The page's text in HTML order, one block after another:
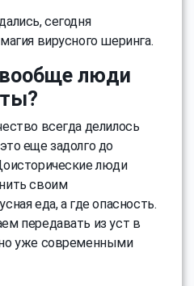
сегодня
вирусного шеринга.
люди
всегда делилось
еще задолго до
люди
своим
еда, а где опасность.
передавать из уст в
уже современными